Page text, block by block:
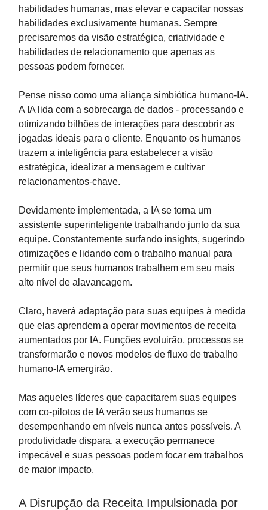
habilidades humanas, mas elevar e capacitar nossas
habilidades exclusivamente humanas. Sempre
precisaremos da visão estratégica, criatividade e
habilidades de relacionamento que apenas as
pessoas podem fornecer.
Pense nisso como uma aliança simbiótica humano-IA.
A IA lida com a sobrecarga de dados - processando e
otimizando bilhões de interações para descobrir as
jogadas ideais para o cliente. Enquanto os humanos
trazem a inteligência para estabelecer a visão
estratégica, idealizar a mensagem e cultivar
relacionamentos-chave.
Devidamente implementada, a IA se torna um
assistente superinteligente trabalhando junto da sua
equipe. Constantemente surfando insights, sugerindo
otimizações e lidando com o trabalho manual para
permitir que seus humanos trabalhem em seu mais
alto nível de alavancagem.
Claro, haverá adaptação para suas equipes à medida
que elas aprendem a operar movimentos de receita
aumentados por IA. Funções evoluirão, processos se
transformarão e novos modelos de fluxo de trabalho
humano-IA emergirão.
Mas aqueles líderes que capacitarem suas equipes
com co-pilotos de IA verão seus humanos se
desempenhando em níveis nunca antes possíveis. A
produtividade dispara, a execução permanece
impecável e suas pessoas podem focar em trabalhos
de maior impacto.
A Disrupção da Receita Impulsionada por